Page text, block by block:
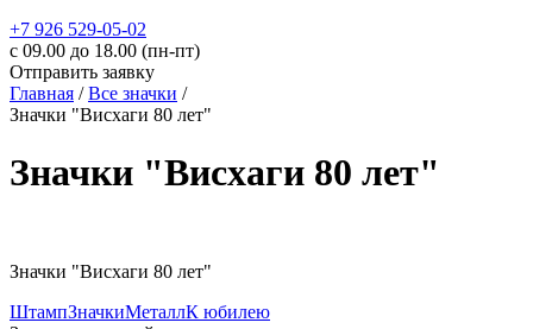
+7 926 529-05-02
c 09.00 до 18.00 (пн-пт)
Отправить заявку
Главная /Все значки /
Значки "Висхаги 80 лет"
Значки "Висхаги 80 лет"
Значки "Висхаги 80 лет"
ШтампЗначкиМеталлК юбилею